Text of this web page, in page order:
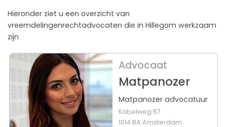
Hieronder ziet u een overzicht van
vreemdelingenrechtadvocaten die in Hillegom werkzaam
zijn
Advocaat
Matpanozer
Matpanozer advocatuur
Kabelweg 57
1014 BA Amsterdam